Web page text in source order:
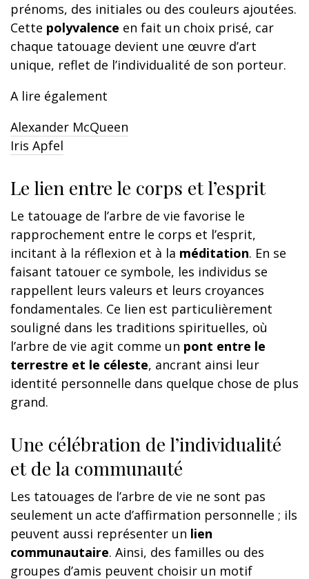
prénoms, des initiales ou des couleurs ajoutées.
Cette polyvalence en fait un choix prisé, car
chaque tatouage devient une œuvre d’art
unique, reflet de l’individualité de son porteur.
A lire également
Alexander McQueen
Iris Apfel
Le lien entre le corps et l’esprit
Le tatouage de l’arbre de vie favorise le
rapprochement entre le corps et l’esprit,
incitant à la réflexion et à la méditation. En se
faisant tatouer ce symbole, les individus se
rappellent leurs valeurs et leurs croyances
fondamentales. Ce lien est particulièrement
souligné dans les traditions spirituelles, où
l’arbre de vie agit comme un pont entre le
terrestre et le céleste, ancrant ainsi leur
identité personnelle dans quelque chose de plus
grand.
Une célébration de l’individualité
et de la communauté
Les tatouages de l’arbre de vie ne sont pas
seulement un acte d’affirmation personnelle ; ils
peuvent aussi représenter un lien
communautaire. Ainsi, des familles ou des
groupes d’amis peuvent choisir un motif